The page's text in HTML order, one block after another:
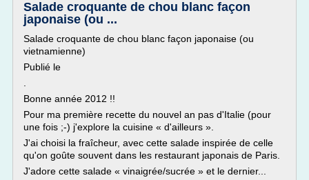
Salade croquante de chou blanc façon
japonaise (ou ...
Salade croquante de chou blanc façon japonaise (ou
vietnamienne)
Publié le
Bonne année 2012 !!
Pour ma première recette du nouvel an pas d'Italie (pour
une fois ;-) j'explore la cuisine « d'ailleurs ».
J'ai choisi la fraîcheur, avec cette salade inspirée de celle
qu'on goûte souvent dans les restaurant japonais de Paris.
J'adore cette salade « vinaigrée/sucrée » et le dernier...